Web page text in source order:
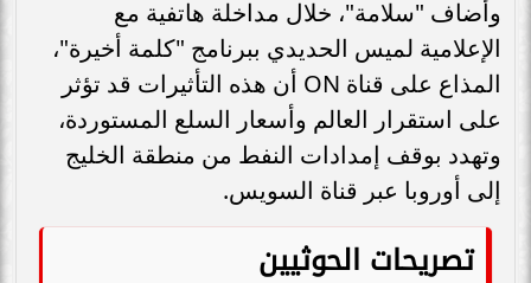
وأضاف "سلامة"، خلال مداخلة هاتفية مع
الإعلامية لميس الحديدي ببرنامج "كلمة أخيرة"،
المذاع على قناة ON أن هذه التأثيرات قد تؤثر
على استقرار العالم وأسعار السلع المستوردة،
وتهدد بوقف إمدادات النفط من منطقة الخليج
إلى أوروبا عبر قناة السويس.
تصريحات الحوثيين